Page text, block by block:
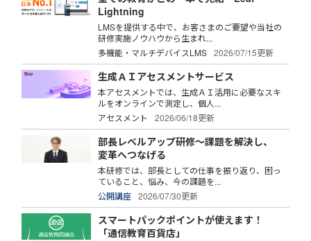
Lightning
LMSを提供する中で、お客さまのご要望や当社の
研修実施ノウハウから生まれ...
多機能・マルチデバイスLMS
2026/07/15更新
生成ＡＩアセスメントサービス
本アセスメントでは、生成ＡＩ活用に必要なスキ
ルをオンラインで測定し、個人...
アセスメント
2026/06/18更新
部長レベルアップ研修～課題を解決し、
変革へつなげる
本研修では、部長としての仕事を振り返り、困っ
ていること、悩み、今の課題を...
公開講座
2026/07/30更新
スマートパックポイントが使えます！
「通信教育百貨店」